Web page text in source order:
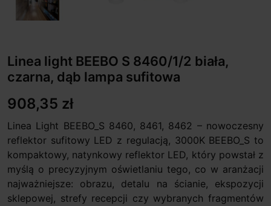
Linea light BEEBO S 8460/1/2 biała,
czarna, dąb lampa sufitowa
908,35 zł
Linea Light BEEBO_S 8460, 8461, 8462 – nowoczesny
reflektor sufitowy LED z regulacją, 3000K BEEBO_S to
kompaktowy, natynkowy reflektor LED, który powstał z
myślą o precyzyjnym oświetlaniu tego, co w aranżacji
najważniejsze: obrazu, detalu na ścianie, ekspozycji
sklepowej, strefy recepcji czy wybranych fragmentów